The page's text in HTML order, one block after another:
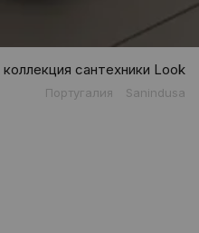
коллекция сантехники Look
Португалия Sanindusa